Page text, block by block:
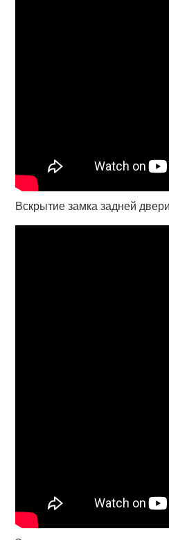
Вскрытие замка задней